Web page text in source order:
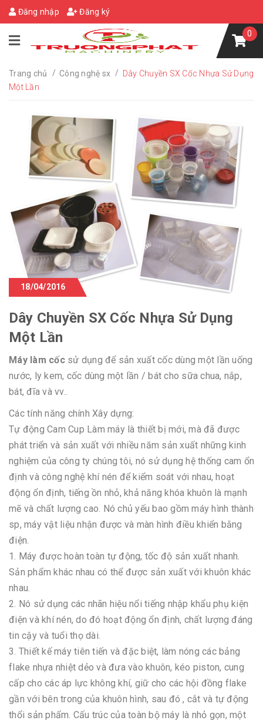
Đăng nhập Đăng ký
0
Trang chủ / Công nghệ sx / Dây Chuyền SX Cốc Nhựa Sử Dụng
Một Lần
18/04/2016
Dây Chuyền SX Cốc Nhựa Sử Dụng
Một Lần
Máy làm cốcsử dụng để sản xuất cốc dùng một lần uống
nước, ly kem, cốc dùng một lần / bát cho sữa chua, nắp,
bát, đĩa và vv..
Các tính năng chính Xây dựng:
Tự động Cam Cup Làm máy là thiết bị mới, mà đã được
phát triển và sản xuất với nhiều năm sản xuất những kinh
nghiệm của công ty chúng tôi, nó sử dụng hệ thống cam ổn
định và công nghệ khí nén để kiểm soát với nhau, hoạt
động ổn định, tiếng ồn nhỏ, khả năng khóa khuôn là mạnh
mẽ và chất lượng cao. Nó chủ yếu bao gồm máy hình thành
sp, máy vật liệu nhận được và màn hình điều khiển bằng
điện.
1. Máy được hoàn toàn tự động, tốc độ sản xuất nhanh.
Sản phẩm khác nhau có thể được sản xuất với khuôn khác
nhau.
2. Nó sử dụng các nhãn hiệu nổi tiếng nhập khẩu phụ kiện
điện và khí nén, do đó hoạt động ổn định, chất lượng đáng
tin cậy và tuổi thọ dài.
3. Thiết kế máy tiên tiến và đặc biệt, làm nóng các bảng
flake nhựa nhiệt dẻo và đưa vào khuôn, kéo piston, cung
cấp cho các áp lực không khí, giữ cho các hội đồng flake
gần với bên trong của khuôn hình, sau đó , cắt và tự động
thổi sản phẩm. Cấu trúc của toàn bộ máy là nhỏ gọn, một